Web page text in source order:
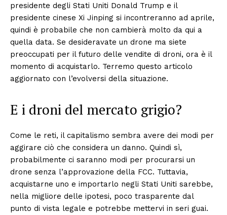
presidente degli Stati Uniti Donald Trump e il
presidente cinese Xi Jinping si incontreranno ad aprile,
quindi è probabile che non cambierà molto da qui a
quella data. Se desideravate un drone ma siete
preoccupati per il futuro delle vendite di droni, ora è il
momento di acquistarlo. Terremo questo articolo
aggiornato con l’evolversi della situazione.
E i droni del mercato grigio?
Come le reti, il capitalismo sembra avere dei modi per
aggirare ciò che considera un danno. Quindi sì,
probabilmente ci saranno modi per procurarsi un
drone senza l’approvazione della FCC. Tuttavia,
acquistarne uno e importarlo negli Stati Uniti sarebbe,
nella migliore delle ipotesi, poco trasparente dal
punto di vista legale e potrebbe mettervi in ​​seri guai.